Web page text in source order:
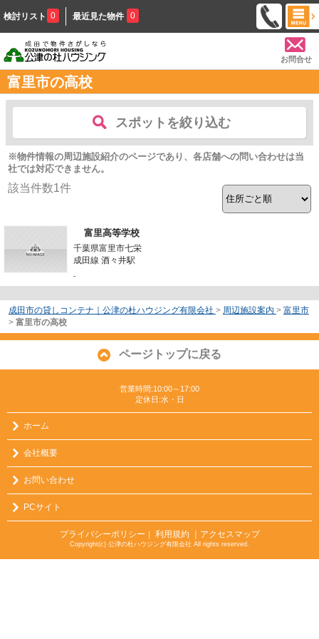
検討リスト 0 最近見た物件 0
お問合せ
富里市の高校
スポットを絞り込む
※物件情報の周辺施設紹介のページであり、各店舗への問い合わせは当
社では対応できません。
該当件数1件
富里高等学校
千葉県富里市七栄
成田線 酒々井駅
-
成田市の貸しコンテナ｜公津の杜ハウジング有限会社 > 周辺施設案内 > 富里市
> 富里市の高校
ページトップに戻る
営業時間:10:00～17:00
定休日:水・日
ホーム
会社概要
お問い合わせ
PCサイト
プライバシーポリシー ｜ 利用規約 ｜アクセスマップ
Copyright(c) 公津の杜ハウジング有限会社 All rights reserved.